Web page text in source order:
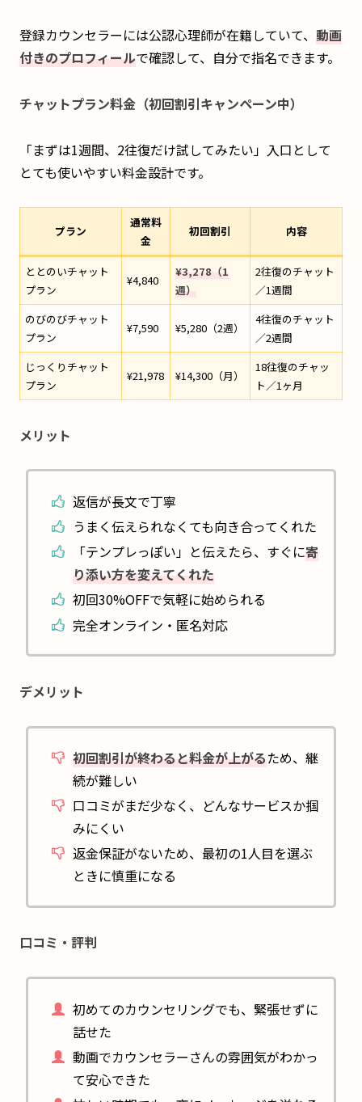
登録カウンセラーには公認心理師が在籍していて、 動画
付きのプロフィールで確認して、自分で指名できます。
チャットプラン料金（初回割引キャンペーン中）
「まずは1週間、2往復だけ試してみたい」入口として
とても使いやすい料金設計です。
プラン
通常料
金
初回割引 内容
ととのいチャット
プラン
¥4,840
¥3,278（1
週）
2往復のチャット
／1週間
のびのびチャット
プラン
¥7,590 ¥5,280（2週）
4往復のチャット
／2週間
じっくりチャット
プラン
¥21,978 ¥14,300（月）
18往復のチャッ
ト／1ヶ月
メリット
返信が長文で丁寧
うまく伝えられなくても向き合ってくれた
「テンプレっぽい」と伝えたら、すぐに寄
り添い方を変えてくれた
初回30%OFFで気軽に始められる
完全オンライン・匿名対応
デメリット
初回割引が終わると料金が上がるため、継
続が難しい
口コミがまだ少なく、どんなサービスか掴
みにくい
返金保証がないため、最初の1人目を選ぶ
ときに慎重になる
口コミ・評判
初めてのカウンセリングでも、緊張せずに
話せた
動画でカウンセラーさんの雰囲気がわかっ
て安心できた